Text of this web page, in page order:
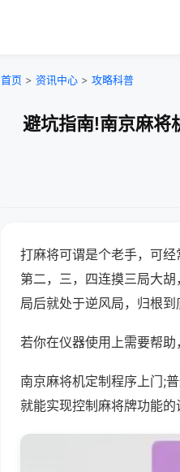
首页 > 资讯中心 > 攻略科普
避坑指南!南京麻将
打麻将可谓是个老手，可经
第二，三，四连摸三局大
局后就处于逆风局，归根到
若你在仪器使用上需要帮
南京麻将机定制程序上门;
就能实现控制麻将牌功能的